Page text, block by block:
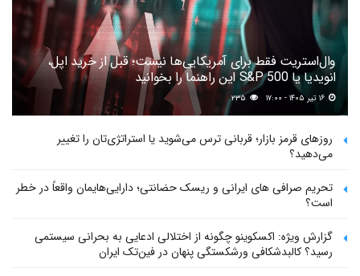
وال‌استریت فقط برای آمریکایی‌ها نیست؛ قبل از خرید اپل،
انویدیا یا S&P 500 این راهنما را بخوانید
۲۳۵
روزهای قرمز بازار؛ قربانی ترس می‌شوید یا استراتژی‌تان را تغییر
می‌دهید؟
تحریم صرافی های ایرانی و ریسک حضانتی؛ دارایی‌هایمان واقعاً در خطر
است؟
گزارش ویژه: اکسکوینو چگونه از اختلالی ادعایی به بحرانی سیستمی
رسید؟ کالبدشکافی ورشکستگی پنهان در فین‌تک ایران